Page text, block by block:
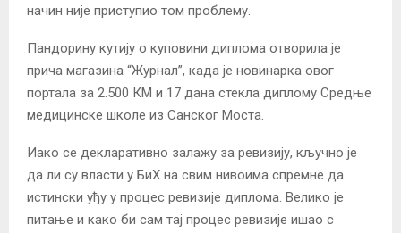
начин није приступио том проблему.
Пандорину кутију о куповини диплома отворила је
прича магазина “Журнал”, када је новинарка овог
портала за 2.500 КМ и 17 дана стекла диплому Средње
медицинске школе из Санског Моста.
Иако се декларативно залажу за ревизију, кључно је
да ли су власти у БиХ на свим нивоима спремне да
истински уђу у процес ревизије диплома. Велико је
питање и како би сам тај процес ревизије ишао с